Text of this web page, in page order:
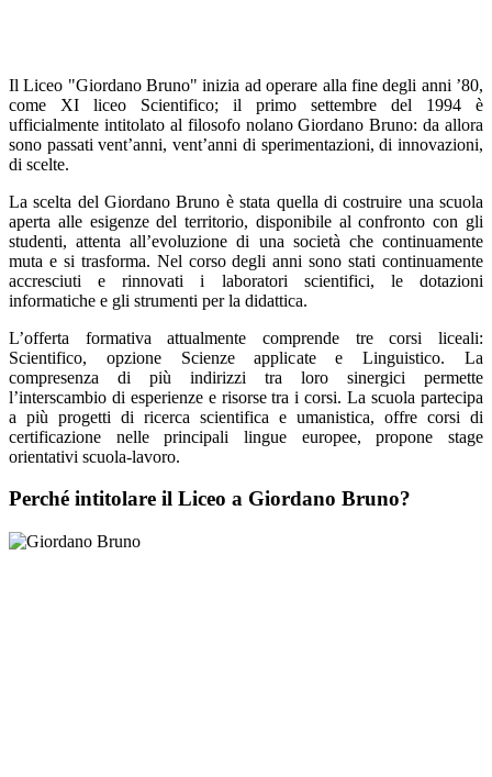
Il Liceo "Giordano Bruno" inizia ad operare alla fine degli anni ’80,
come XI liceo Scientifico; il primo settembre del 1994 è
ufficialmente intitolato al filosofo nolano Giordano Bruno: da allora
sono passati vent’anni, vent’anni di sperimentazioni, di innovazioni,
di scelte.
La scelta del Giordano Bruno è stata quella di costruire una scuola
aperta alle esigenze del territorio, disponibile al confronto con gli
studenti, attenta all’evoluzione di una società che continuamente
muta e si trasforma. Nel corso degli anni sono stati continuamente
accresciuti e rinnovati i laboratori scientifici, le dotazioni
informatiche e gli strumenti per la didattica.
L’offerta formativa attualmente comprende tre corsi liceali:
Scientifico, opzione Scienze applicate e Linguistico. La
compresenza di più indirizzi tra loro sinergici permette
l’interscambio di esperienze e risorse tra i corsi. La scuola partecipa
a più progetti di ricerca scientifica e umanistica, offre corsi di
certificazione nelle principali lingue europee, propone stage
orientativi scuola-lavoro.
Perché intitolare il Liceo a Giordano Bruno?